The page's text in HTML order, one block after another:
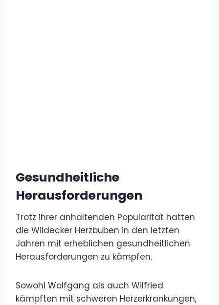
Gesundheitliche
Herausforderungen
Trotz ihrer anhaltenden Popularität hatten
die Wildecker Herzbuben in den letzten
Jahren mit erheblichen gesundheitlichen
Herausforderungen zu kämpfen.
Sowohl Wolfgang als auch Wilfried
kämpften mit schweren Herzerkrankungen,